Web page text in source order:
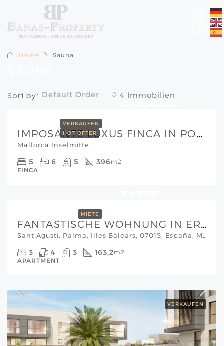
Home Sauna
4 Immobilien
Sort by: Default Order
VERKAUFEN
HOT OFFER
IMPOSANTE LUXUS FINCA IN PORRERES MIT OLIVENPLANTAGE, WEINBERG UND ABSOLUTERPRIVATSPHÄRE
Mallorca Inselmitte
5 6 5 396m2
FINCA
MIETE
FANTASTISCHE WOHNUNG IN ERSTER LINIE MEER SAN AGUSTIN ZUR MIETE
Sant Agustí, Palma, Illes Balears, 07015, España, Mallorca Südwesten
3 4 3 163,2m2
APARTMENT
VERKAUFEN